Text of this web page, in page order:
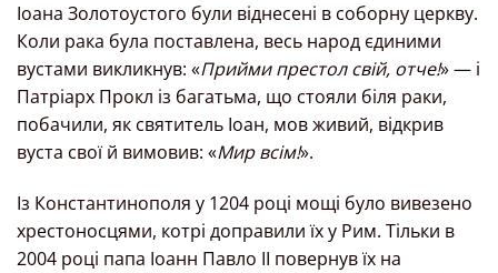
Іоана Золотоустого були віднесені в соборну церкву.
Коли рака була поставлена, весь народ єдиними
вустами викликнув: «Прийми престол свій, отче!» — і
Патріарх Прокл із багатьма, що стояли біля раки,
побачили, як святитель Іоан, мов живий, відкрив
вуста свої й вимовив: «Мир всім!».
Із Константинополя у 1204 році мощі було вивезено
хрестоносцями, котрі доправили їх у Рим. Тільки в
2004 році папа Іоанн Павло ІІ повернув їх на